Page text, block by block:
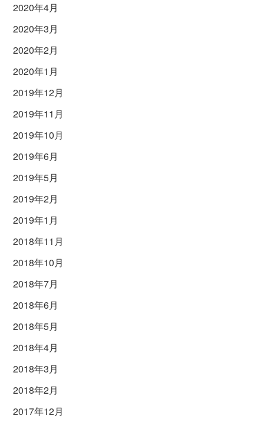
2020年4月
2020年3月
2020年2月
2020年1月
2019年12月
2019年11月
2019年10月
2019年6月
2019年5月
2019年2月
2019年1月
2018年11月
2018年10月
2018年7月
2018年6月
2018年5月
2018年4月
2018年3月
2018年2月
2017年12月